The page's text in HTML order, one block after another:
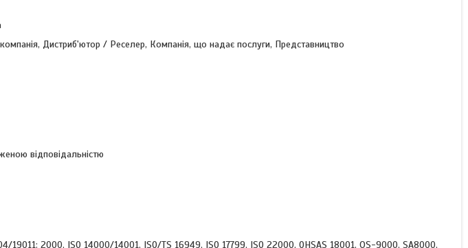
Дистриб'ютор / Реселер, Компанія, що надає послуги, Представництво
відповідальністю
19011: 2000, ISO 14000/14001, ISO/TS 16949, ISO 17799, ISO 22000, OHSAS 18001, QS-9000, SA8000,